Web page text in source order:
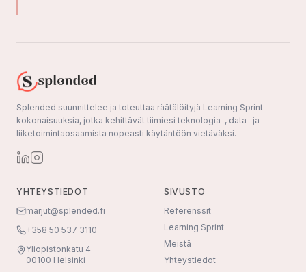
Splended suunnittelee ja toteuttaa räätälöityjä Learning Sprint -
kokonaisuuksia, jotka kehittävät tiimiesi teknologia-, data- ja
liiketoimintaosaamista nopeasti käytäntöön vietäväksi.
YHTEYSTIEDOT
marjut@splended.fi
+358 50 537 3110
Yliopistonkatu 4
00100 Helsinki
SIVUSTO
Referenssit
Learning Sprint
Meistä
Yhteystiedot